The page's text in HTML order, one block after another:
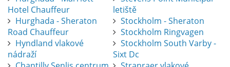
Hotel Chauffeur
Hurghada - Sheraton
Road Chauffeur
Hyndland vlakové
nádraží
letiště
Stockholm - Sheraton
Stockholm Ringvagen
Stockholm South Varby -
Sixt Dc